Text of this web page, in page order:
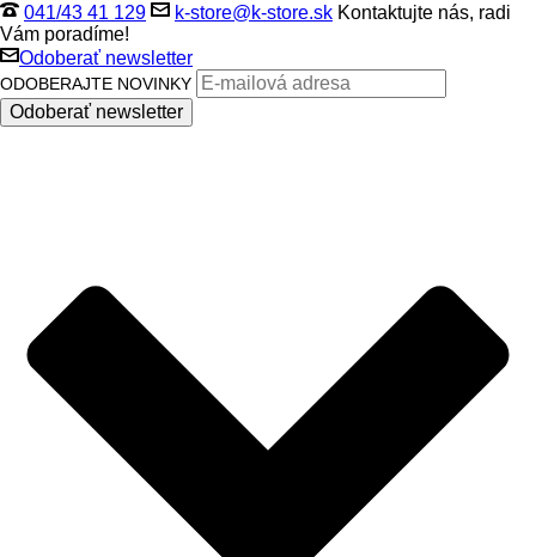
041/43 41 129 k-store@k-store.sk Kontaktujte nás, radi
Vám poradíme!
Odoberať newsletter
ODOBERAJTE NOVINKY